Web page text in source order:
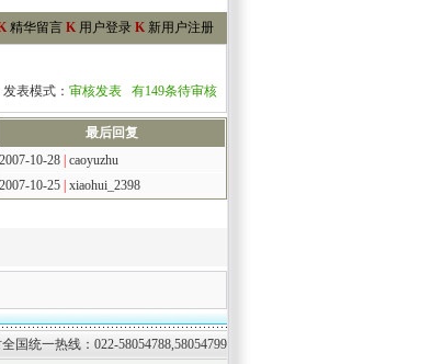
精华留言 K 用户登录 K 新用户注册
表模式： 审核发表 有149条待审核
最后回复
2007-10-28 caoyuzhu
2007-10-25 xiaohui_2398
国统一热线：022-58054788,58054799